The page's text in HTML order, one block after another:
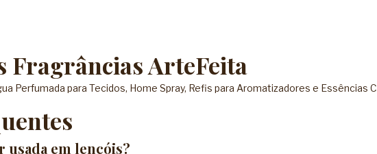
Fragrâncias ArteFeita
Perfumada para Tecidos, Home Spray, Refis para Aromatizadores e Essências
usada em lençóis?